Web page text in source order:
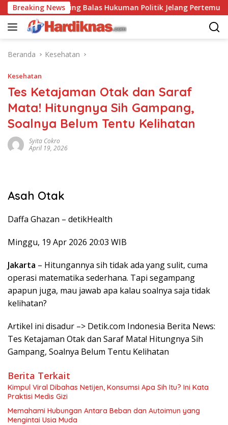
Langsung
ke
konten
Breaking News
AS-China Saling Balas Hukuman Politik Jelang Pertemuan
Beranda Kesehatan
Kesehatan
Tes Ketajaman Otak dan Saraf
Mata! Hitungnya Sih Gampang,
Soalnya Belum Tentu Kelihatan
Syita Cokro
April 19, 2026
Asah Otak
Daffa Ghazan – detikHealth
Minggu, 19 Apr 2026 20:03 WIB
Jakarta – Hitungannya sih tidak ada yang sulit, cuma
operasi matematika sederhana. Tapi segampang
apapun juga, mau jawab apa kalau soalnya saja tidak
kelihatan?
Artikel ini disadur –> Detik.com Indonesia Berita News:
Tes Ketajaman Otak dan Saraf Mata! Hitungnya Sih
Gampang, Soalnya Belum Tentu Kelihatan
Berita Terkait
Kimpul Viral Dibahas Netijen, Konsumsi Apa Sih Itu? Ini Kata
Praktisi Medis Gizi
Memahami Hubungan Antara Beban dan Autoimun yang
Mengintai Usia Muda